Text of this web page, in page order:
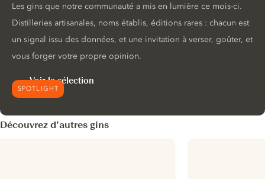
SPOTLIGHT
Les gins que notre communauté a mis en lumière ce mois-ci.
Distilleries artisanales, noms établis, éditions rares : chacun est
un signal issu des données, et une invitation à verser, goûter, et
vous forger votre propre opinion.
Voir la sélection
Découvrez d’autres gins